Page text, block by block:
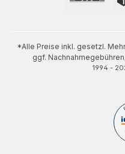
*Alle Preise inkl. gesetzl.
ggf.
1994 -